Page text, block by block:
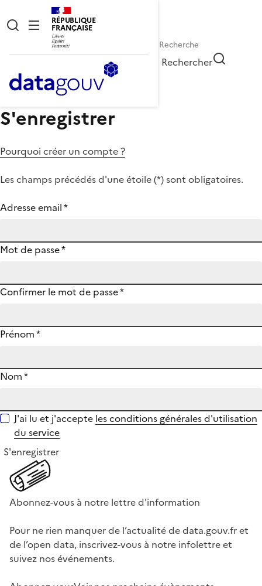
RÉPUBLIQUE
FRANÇAISE
Rechercher
S'enregistrer
Pourquoi créer un compte ?
Les champs précédés d'une étoile (*) sont obligatoires.
Adresse email*
Mot de passe*
Confirmer le mot de passe*
Prénom*
Nom*
J'ai lu et j'accepte les conditions générales d'utilisation
du service
S'enregistrer
Abonnez-vous à notre lettre d'information
Pour ne rien manquer de l’actualité de data.gouv.fr et
de l’open data, inscrivez-vous à notre infolettre et
suivez nos événements.